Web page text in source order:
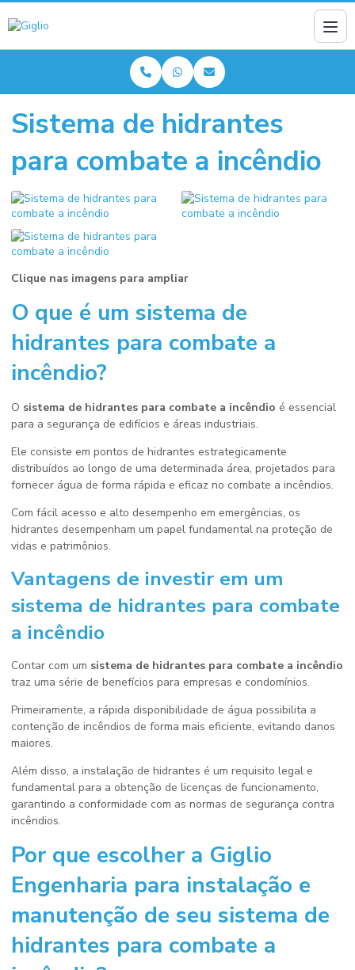
Sistema de hidrantes
para combate a incêndio
Clique nas imagens para ampliar
O que é um sistema de
hidrantes para combate a
incêndio?
O sistema de hidrantes para combate a incêndio é essencial
para a segurança de edifícios e áreas industriais.
Ele consiste em pontos de hidrantes estrategicamente
distribuídos ao longo de uma determinada área, projetados para
fornecer água de forma rápida e eficaz no combate a incêndios.
Com fácil acesso e alto desempenho em emergências, os
hidrantes desempenham um papel fundamental na proteção de
vidas e patrimônios.
Vantagens de investir em um
sistema de hidrantes para combate
a incêndio
Contar com um sistema de hidrantes para combate a incêndio
traz uma série de benefícios para empresas e condomínios.
Primeiramente, a rápida disponibilidade de água possibilita a
contenção de incêndios de forma mais eficiente, evitando danos
maiores.
Além disso, a instalação de hidrantes é um requisito legal e
fundamental para a obtenção de licenças de funcionamento,
garantindo a conformidade com as normas de segurança contra
incêndios.
Por que escolher a Giglio
Engenharia para instalação e
manutenção de seu sistema de
hidrantes para combate a